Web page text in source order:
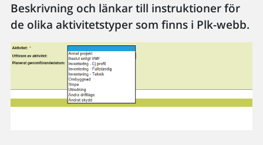
Beskrivning och länkar till instruktioner för
de olika aktivitetstyper som finns i Plk-webb.